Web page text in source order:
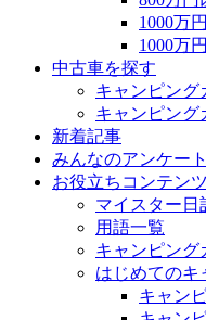
1000万
1000万
中古車を探す
キャンピング
キャンピング
新着記事
みんなのアンケート
お役立ちコンテンツ
マイスター日
用語一覧
キャンピング
はじめてのキ
キャン